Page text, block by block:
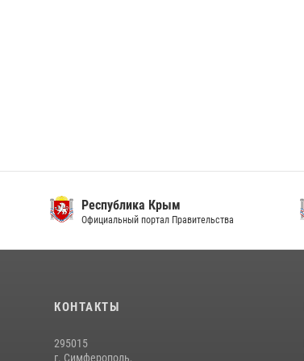
Республика Крым
Официальный портал Правительства
КОНТАКТЫ
295015
г. Симферополь,